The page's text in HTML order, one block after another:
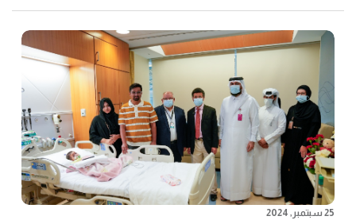
25 سبتمبر, 2024